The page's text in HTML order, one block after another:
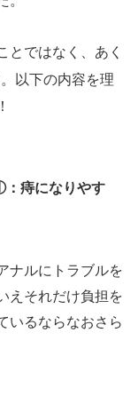
とではなく、あく
以下の内容を理
痔になりやす
ナルにトラブルを
えそれだけ負担を
いるならなおさら